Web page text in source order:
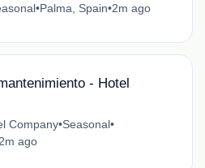
•Palma, Spain•2m ago
- Hotel
Company•Seasonal•
ago